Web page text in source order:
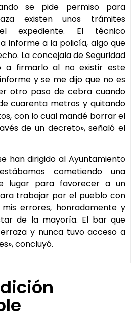
se pide permiso para
existen unos trámites
expediente. El técnico
informe a la policía, algo que
La concejala de Seguridad
a firmarlo al no existir este
y se me dijo que no es
otro paso de cebra cuando
cuarenta metros y quitando
con lo cual mandé borrar el
de un decreto», señaló el
han dirigido al Ayuntamiento
cometiendo una
lugar para favorecer a un
trabajar por el pueblo con
errores, honradamente y
de la mayoría. El bar que
y nunca tuvo acceso a
concluyó.